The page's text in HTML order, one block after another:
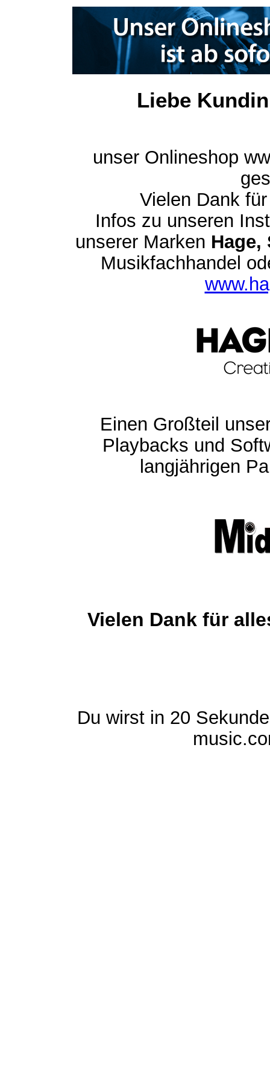
Liebe
unser Onlineshop
Vielen Dank
Infos zu unseren
unserer Marken Hage,
Musikfachhandel
Einen Großteil
Playbacks und
langjährigen
Vielen Dank für
Du wirst in 20